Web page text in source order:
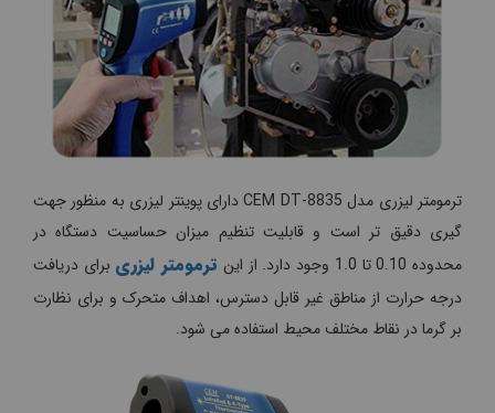
ترمومتر لیزری مدل CEM DT-8835 دارای پوینتر لیزری به منظور جهت
گیری دقیق تر است و قابلیت تنظیم میزان حساسیت دستگاه در
محدوده 0.10 تا 1.0 وجود دارد. از این
ترمومتر لیزری برای دریافت
درجه حرارت از مناطق غیر قابل دسترس، اهداف متحرک و برای نظارت
بر گرما در نقاط مختلف محیط استفاده می شود.